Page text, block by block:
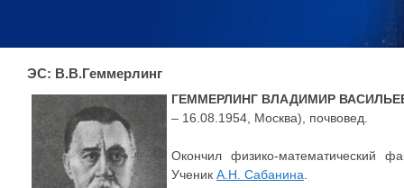
ЭС: В.В.Геммерлинг
ГЕММЕРЛИНГ ВЛАДИМИР
– 16.08.1954, Москва), почвовед.
Окончил физико-математический
Ученик А.Н. Сабанина